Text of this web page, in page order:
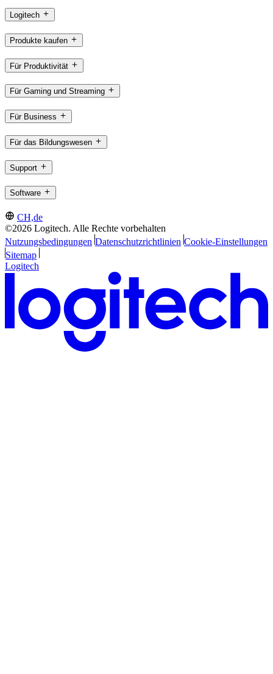
Logitech
Produkte kaufen
Für Produktivität
Für Gaming und Streaming
Für Business
Für das Bildungswesen
Support
Software
CH,de
©2026 Logitech. Alle Rechte vorbehalten
Nutzungsbedingungen Datenschutzrichtlinien Cookie-Einstellungen
Sitemap
Logitech